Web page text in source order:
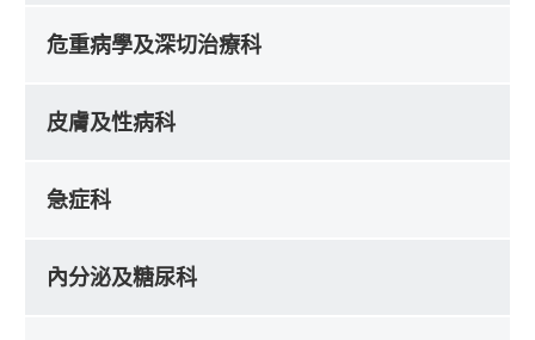
危重病學及深切治療科
皮膚及性病科
急症科
內分泌及糖尿科